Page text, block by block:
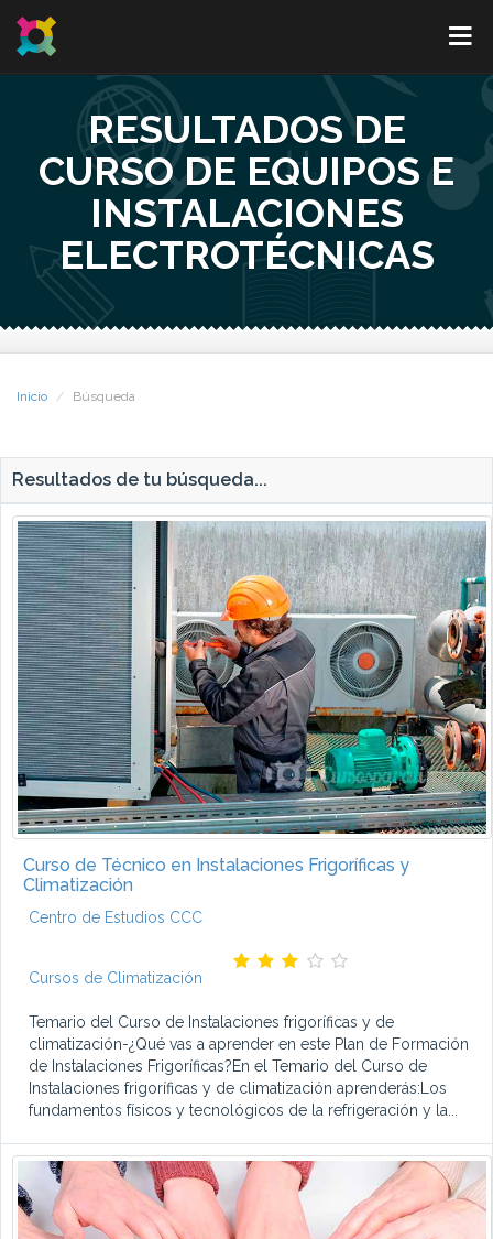
RESULTADOS DE
CURSO DE EQUIPOS E
INSTALACIONES
ELECTROTÉCNICAS
Inicio Búsqueda
Resultados de tu búsqueda...
Curso de Técnico en Instalaciones Frigoríficas y
Climatización
Centro de Estudios CCC
Cursos de Climatización
Temario del Curso de Instalaciones frigoríficas y de
climatización-¿Qué vas a aprender en este Plan de Formación
de Instalaciones Frigoríficas?En el Temario del Curso de
Instalaciones frigoríficas y de climatización aprenderás:Los
fundamentos físicos y tecnológicos de la refrigeración y la...